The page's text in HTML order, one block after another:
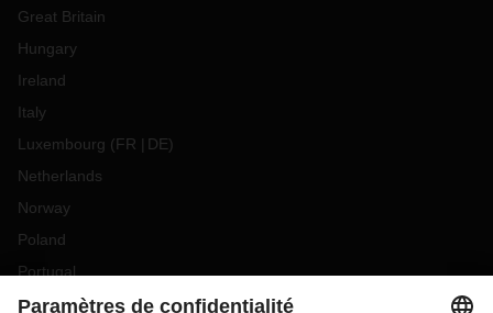
Great Britain
Hungary
Ireland
Italy
Luxembourg (FR DE)
Netherlands
Norway
Poland
Portugal
Romania